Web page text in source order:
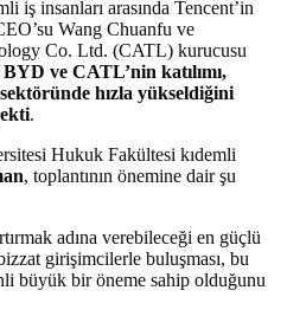
iş insanları arasında Tencent’in
Wang Chuanfu ve
Co. Ltd. (CATL) kurucusu
ve CATL’nin katılımı,
hızla yükseldiğini
.
Hukuk Fakültesi kıdemli
, toplantının önemine dair şu
adına verebileceği en güçlü
girişimcilerle buluşması, bu
büyük bir öneme sahip olduğunu